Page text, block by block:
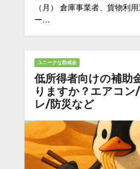
（月） 倉庫事業者、貨物利
ー…
ユニークな助成金
低所得者向けの補助
りますか？エアコ
レ/防災など